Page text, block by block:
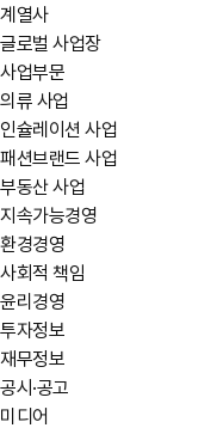
계열사
글로벌 사업장
사업부문
의류 사업
인슐레이션 사업
패션브랜드 사업
부동산 사업
지속가능경영
환경경영
사회적 책임
윤리경영
투자정보
재무정보
공시·공고
미디어